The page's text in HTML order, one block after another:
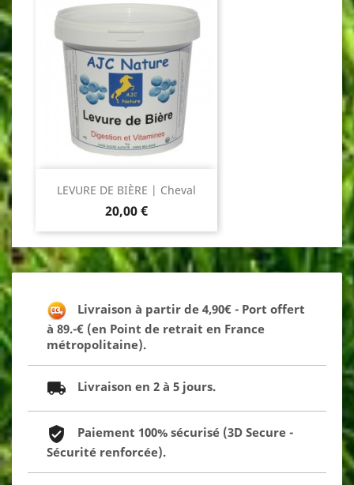
LEVURE DE BIÈRE | Cheval
Prix
20,00 €
Livraison à partir de 4,90€ - Port offert
à 89.-€ (en Point de retrait en France
métropolitaine).
Livraison en 2 à 5 jours.
Paiement 100% sécurisé (3D Secure -
Sécurité renforcée).